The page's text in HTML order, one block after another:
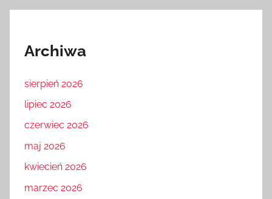
Archiwa
sierpień 2026
lipiec 2026
czerwiec 2026
maj 2026
kwiecień 2026
marzec 2026